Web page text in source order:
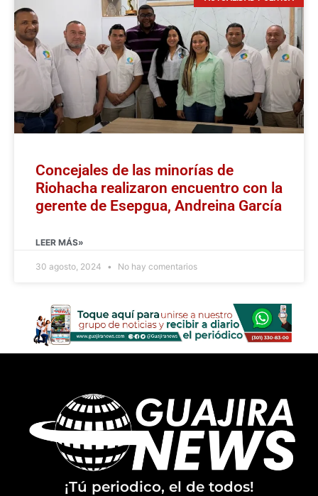
Concejales de las minorías de
Riohacha realizaron encuentro con la
gerente de Esepgua, Andreina García
LEER MÁS»
30 agosto, 2024 No hay comentarios
¡Tú periodico, el de todos!